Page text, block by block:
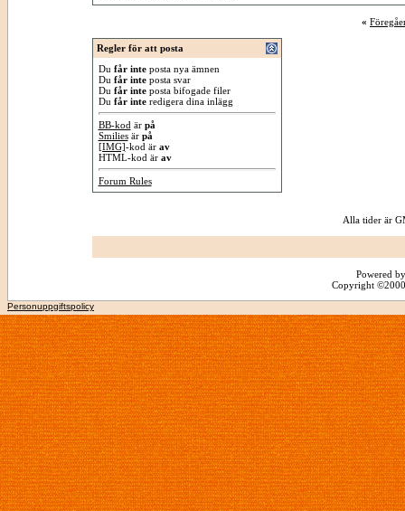
«
Regler för att posta
Du får inteposta nya ämnen
Du får inteposta svar
Du får inteposta bifogade filer
Du får interedigera dina inlägg
BB-kod är på
Smiliesär på
[IMG]-kod är av
HTML-kod är av
Forum Rules
Alla tider är
Powered
Copyright
Personuppgiftspolicy